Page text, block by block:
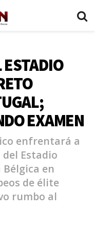
ESTADIO
EXAMEN
enfrentará a
Estadio
Bélgica en
de élite
rumbo al